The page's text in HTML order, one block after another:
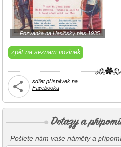
Pozvánka na Hasičský ples 1935
zpět na seznam novinek
sdílet příspěvek na
Facebooku
Pošlete nám vaše náměty a